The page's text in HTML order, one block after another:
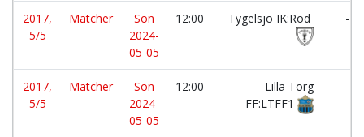
2017,
5/5
Matcher
Sön
2024-
05-05
12:00 Tygelsjö IK:Röd -
2017,
5/5
Matcher
Sön
2024-
05-05
12:00
Lilla Torg
FF:LTFF1
-